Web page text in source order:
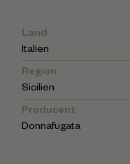
Land
Italien
Region
Sicilien
Producent
Donnafugata